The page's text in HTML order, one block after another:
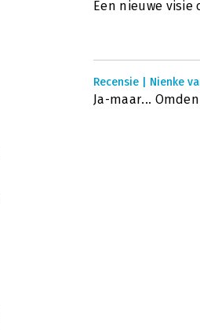
Een nieuwe visie
Recensie | Nienke
Ja-maar...